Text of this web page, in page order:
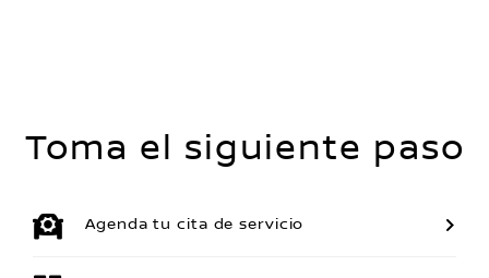
Toma el siguiente paso
Agenda tu cita de servicio